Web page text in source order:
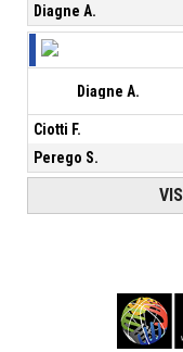
Diagne A.
Diagne A.
Ciotti F.
Perego S.